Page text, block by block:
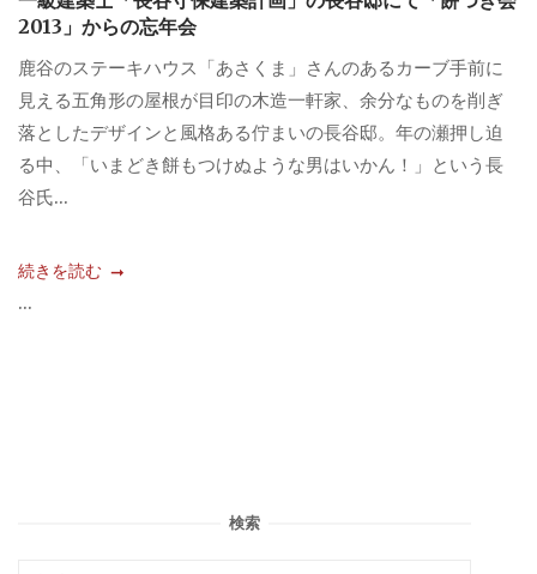
2013」からの忘年会
鹿谷のステーキハウス「あさくま」さんのあるカーブ手前に
見える五角形の屋根が目印の木造一軒家、余分なものを削ぎ
落としたデザインと風格ある佇まいの長谷邸。年の瀬押し迫
る中、「いまどき餅もつけぬような男はいかん！」という長
谷氏...
続きを読む
...
検索